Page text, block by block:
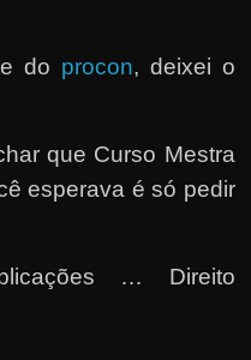
do procon, deixei o
que Curso Mestra
esperava é só pedir
… Direito